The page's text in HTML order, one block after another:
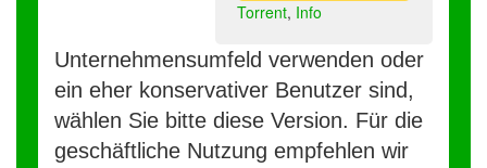
Torrent, Info
Unternehmensumfeld verwenden oder
ein eher konservativer Benutzer sind,
wählen Sie bitte diese Version. Für die
geschäftliche Nutzung empfehlen wir